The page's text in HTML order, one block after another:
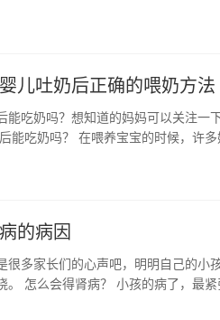
儿吐奶后正确的喂奶方法
能吃奶吗？想知道的妈妈可以关注
能吃奶吗？ 在喂养宝宝的时候，许
的病因
很多家长们的心声吧，明明自己的
。 怎么会得肾病？ 小孩的病了，最